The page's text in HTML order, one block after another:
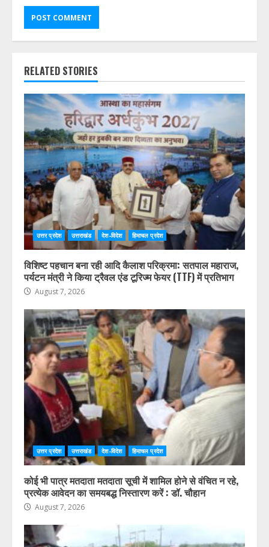
RELATED STORIES
उत्तर प्रदेश उत्तराखंड देश-विदेश हिमाचल प्रदेश
विशिष्ट पहचान बना रही आदि कैलाश परिक्रमा: सतपाल महाराज,
पर्यटन मंत्री ने किया ट्रैवल एंड टूरिज्म फेयर (TTF) में प्रतिभाग
August 7, 2026
उत्तर प्रदेश उत्तराखंड देश-विदेश हिमाचल प्रदेश
कोई भी पात्र मतदाता मतदाता सूची में शामिल होने से वंचित न रहे,
प्रत्येक आवेदन का समयबद्ध निस्तारण करें : डॉ. चौहान
August 7, 2026